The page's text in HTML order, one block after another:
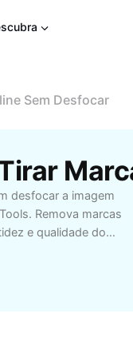
Sem Desfocar
desfocar a imagem
Remova marcas
e qualidade do
e textos
pré-visualização